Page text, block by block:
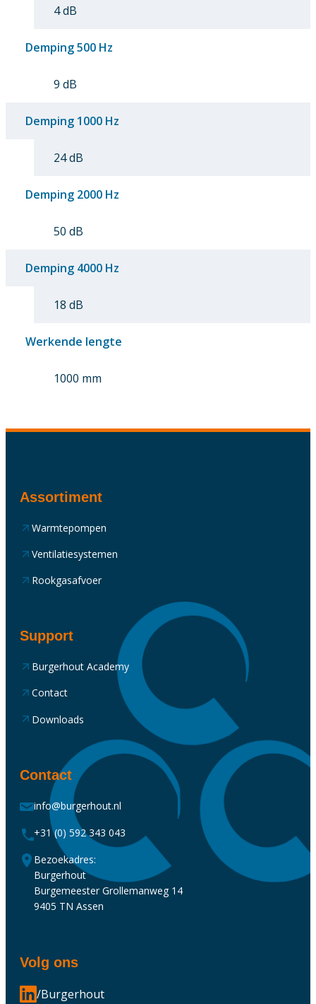
4 dB
Demping 500 Hz
9 dB
Demping 1000 Hz
24 dB
Demping 2000 Hz
50 dB
Demping 4000 Hz
18 dB
Werkende lengte
1000 mm
Assortiment
Warmtepompen
Ventilatiesystemen
Rookgasafvoer
Support
Burgerhout Academy
Contact
Downloads
Contact
info@burgerhout.nl
+31 (0) 592 343 043
Bezoekadres:
Burgerhout
Burgemeester Grollemanweg 14
9405 TN Assen
Volg ons
/Burgerhout